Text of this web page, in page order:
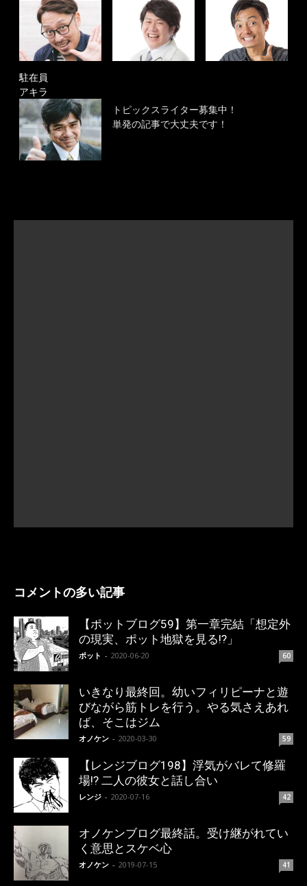
駐在員
アキラ
トピックスライター募集中！
単発の記事で大丈夫です！
コメントの多い記事
【ポットブログ59】第一章完結「想定外
の現実、ポット地獄を見る!?」
ポット - 2020-06-20 60
いきなり最終回。幼いフィリピーナと遊
びながら筋トレを行う。やる気さえあれ
ば、そこはジム
オノケン - 2020-03-30 59
【レンジブログ198】浮気がバレて修羅
場!? 二人の彼女と話し合い
レンジ - 2020-07-16 42
オノケンブログ最終話。受け継がれてい
く意思とスケベ心
オノケン - 2019-07-15 41